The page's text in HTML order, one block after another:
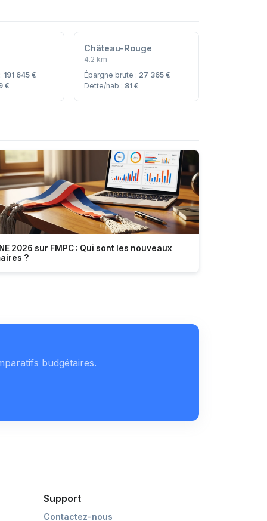
191 645 €
€
Château-Rouge
4.2 km
Épargne brute : 27 365 €
Dette/hab : 81 €
2026 sur FMPC : Qui sont les nouveaux
?
budgétaires.
Support
Contactez-nous